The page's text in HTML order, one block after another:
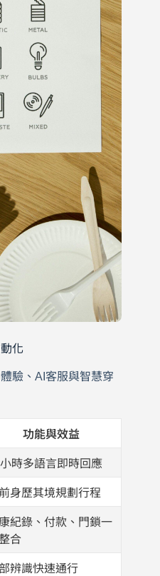
化
體驗、AI客服與智慧穿
功能與效益
時多語言即時回應
身歷其境規劃行程
紀錄、付款、門鎖一
合
辨識快速通行